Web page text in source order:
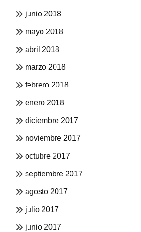
junio 2018
mayo 2018
abril 2018
marzo 2018
febrero 2018
enero 2018
diciembre 2017
noviembre 2017
octubre 2017
septiembre 2017
agosto 2017
julio 2017
junio 2017